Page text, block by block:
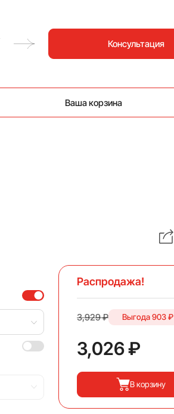
Консультация
Ваша корзина
Распродажа!
3,929 ₽ Выгода903 ₽
3,026 ₽
В корзину